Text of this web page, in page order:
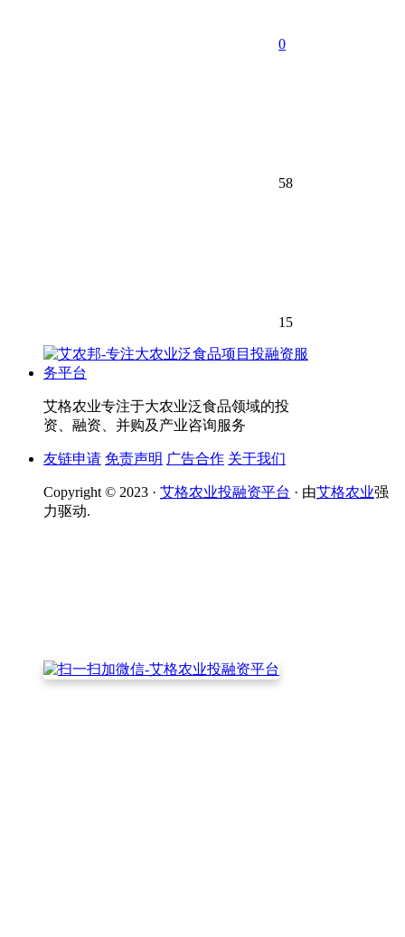
0
58
15
艾格农业专注于大农业泛食品领域的投
资、融资、并购及产业咨询服务
友链申请 免责声明 广告合作 关于我们
Copyright © 2023 · 艾格农业投融资平台 · 由艾格农业强
力驱动.